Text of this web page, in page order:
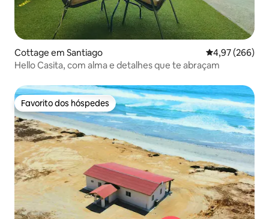
Cottage em Santiago Classificação
4,97 (266)
Hello Casita, com alma e detalhes que te abraçam
Favorito dos hóspedes
Favorito dos hóspedes